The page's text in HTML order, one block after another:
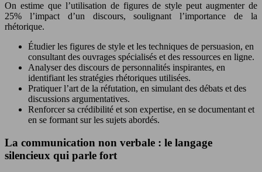
On estime que l’utilisation de figures de style peut augmenter de
25% l’impact d’un discours, soulignant l’importance de la
rhétorique.
Étudier les figures de style et les techniques de persuasion, en
consultant des ouvrages spécialisés et des ressources en ligne.
Analyser des discours de personnalités inspirantes, en
identifiant les stratégies rhétoriques utilisées.
Pratiquer l’art de la réfutation, en simulant des débats et des
discussions argumentatives.
Renforcer sa crédibilité et son expertise, en se documentant et
en se formant sur les sujets abordés.
La communication non verbale : le langage
silencieux qui parle fort